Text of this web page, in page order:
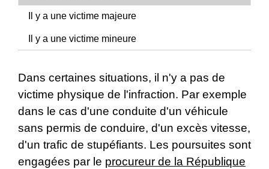
Il y a une victime majeure
Il y a une victime mineure
Dans certaines situations, il n'y a pas de
victime physique de l'infraction. Par exemple
dans le cas d'une conduite d'un véhicule
sans permis de conduire, d'un excès vitesse,
d'un trafic de stupéfiants. Les poursuites sont
engagées par le procureur de la République